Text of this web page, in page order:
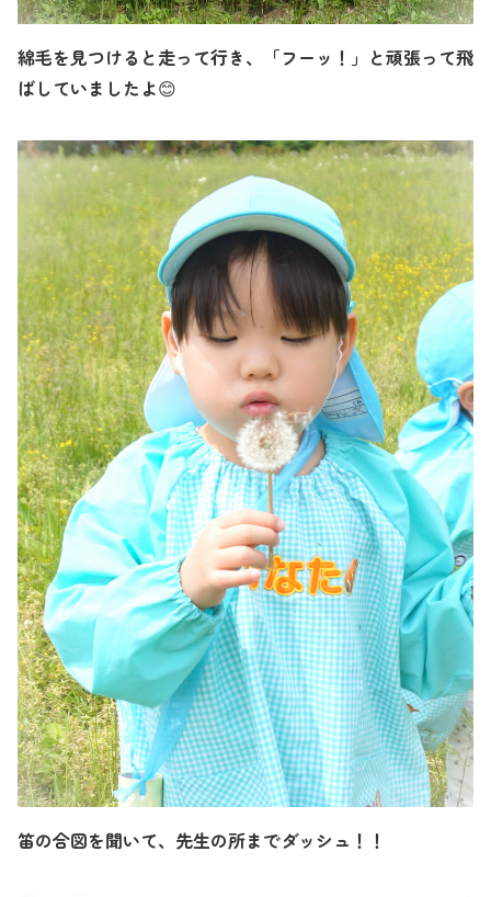
綿毛を見つけると走って行き、「フーッ！」と頑張って飛
ばしていましたよ😊
笛の合図を聞いて、先生の所までダッシュ！！